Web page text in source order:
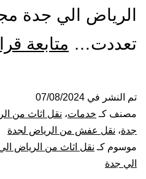
الرياض الي جدة
تعددت… متابعة
تم النشر في 07/08/2024
مصنف كـ خدمات، نقل اثاث من
جدة، نقل عفش من الرياض لجدة
موسوم كـ نقل اثاث من الرياض
الي جدة